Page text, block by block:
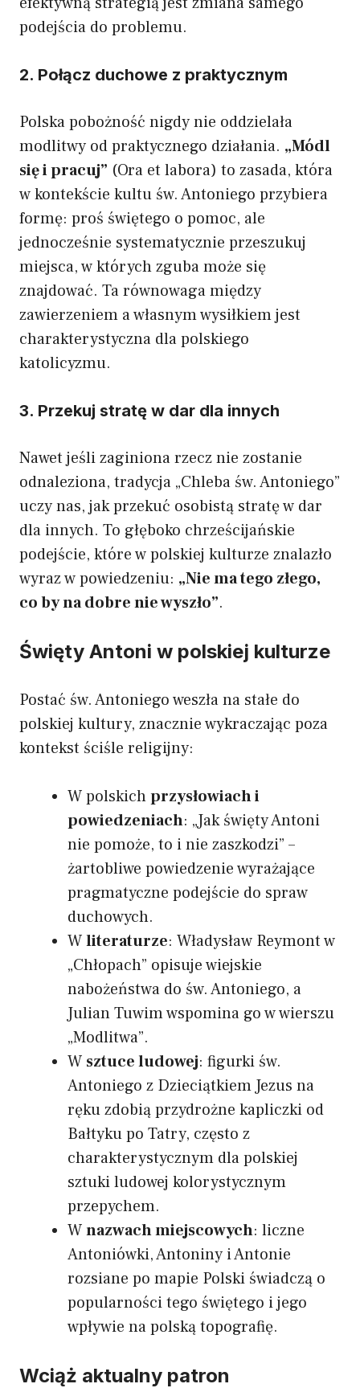
podejścia do problemu.
2. Połącz duchowe z praktycznym
Polska pobożność nigdy nie oddzielała
modlitwy od praktycznego działania. „Módl
się i pracuj” (Ora et labora) to zasada, która
w kontekście kultu św. Antoniego przybiera
formę: proś świętego o pomoc, ale
jednocześnie systematycznie przeszukuj
miejsca, w których zguba może się
znajdować. Ta równowaga między
zawierzeniem a własnym wysiłkiem jest
charakterystyczna dla polskiego
katolicyzmu.
3. Przekuj stratę w dar dla innych
Nawet jeśli zaginiona rzecz nie zostanie
odnaleziona, tradycja „Chleba św. Antoniego”
uczy nas, jak przekuć osobistą stratę w dar
dla innych. To głęboko chrześcijańskie
podejście, które w polskiej kulturze znalazło
wyraz w powiedzeniu: „Nie ma tego złego,
co by na dobre nie wyszło”.
Święty Antoni w polskiej kulturze
Postać św. Antoniego weszła na stałe do
polskiej kultury, znacznie wykraczając poza
kontekst ściśle religijny:
W polskichprzysłowiach i
powiedzeniach: „Jak święty Antoni
nie pomoże, to i nie zaszkodzi” –
żartobliwe powiedzenie wyrażające
pragmatyczne podejście do spraw
duchowych.
Wliteraturze: Władysław Reymont w
„Chłopach” opisuje wiejskie
nabożeństwa do św. Antoniego, a
Julian Tuwim wspomina go w wierszu
„Modlitwa”.
W sztuce ludowej: figurki św.
Antoniego z Dzieciątkiem Jezus na
ręku zdobią przydrożne kapliczki od
Bałtyku po Tatry, często z
charakterystycznym dla polskiej
sztuki ludowej kolorystycznym
przepychem.
Wnazwach miejscowych: liczne
Antoniówki, Antoniny i Antonie
rozsiane po mapie Polski świadczą o
popularności tego świętego i jego
wpływie na polską topografię.
Wciąż aktualny patron